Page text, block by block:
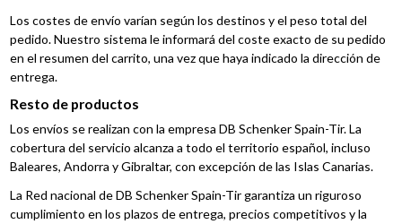
Los costes de envío varían según los destinos y el peso total del
pedido. Nuestro sistema le informará del coste exacto de su pedido
en el resumen del carrito, una vez que haya indicado la dirección de
entrega.
Resto de productos
Los envíos se realizan con la empresa DB Schenker Spain-Tir. La
cobertura del servicio alcanza a todo el territorio español, incluso
Baleares, Andorra y Gibraltar, con excepción de las Islas Canarias.
La Red nacional de DB Schenker Spain-Tir garantiza un riguroso
cumplimiento en los plazos de entrega, precios competitivos y la